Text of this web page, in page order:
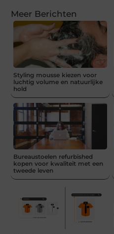
Meer Berichten
Styling mousse kiezen voor
luchtig volume en natuurlijke
hold
Bureaustoelen refurbished
kopen voor kwaliteit met een
tweede leven